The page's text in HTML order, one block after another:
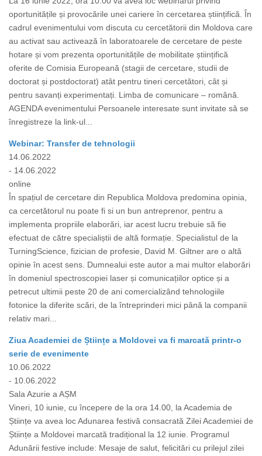
oportunitățile și provocările unei cariere în cercetarea științifică. În
cadrul evenimentului vom discuta cu cercetătorii din Moldova care
au activat sau activează în laboratoarele de cercetare de peste
hotare și vom prezenta oportunitățile de mobilitate științifică
oferite de Comisia Europeană (stagii de cercetare, studii de
doctorat și postdoctorat) atât pentru tineri cercetători, cât și
pentru savanți experimentați. Limba de comunicare – română.
AGENDA evenimentului Persoanele interesate sunt invitate să se
înregistreze la link-ul...
Webinar: Transfer de tehnologii
14.06.2022
- 14.06.2022
online
În spațiul de cercetare din Republica Moldova predomina opinia,
ca cercetătorul nu poate fi si un bun antreprenor, pentru a
implementa propriile elaborări, iar acest lucru trebuie să fie
efectuat de către specialiștii de altă formație. Specialistul de la
TurningScience, fizician de profesie, David M. Giltner are o altă
opinie în acest sens. Dumnealui este autor a mai multor elaborări
în domeniul spectroscopiei laser și comunicațiilor optice și a
petrecut ultimii peste 20 de ani comercializând tehnologiile
fotonice la diferite scări, de la întreprinderi mici până la companii
relativ mari...
Ziua Academiei de Științe a Moldovei va fi marcată printr-o
serie de evenimente
10.06.2022
- 10.06.2022
Sala Azurie a AȘM
Vineri, 10 iunie, cu începere de la ora 14.00, la Academia de
Științe va avea loc Adunarea festivă consacrată Zilei Academiei de
Științe a Moldovei marcată tradițional la 12 iunie. Programul
Adunării festive include: Mesaje de salut, felicitări cu prilejul zilei